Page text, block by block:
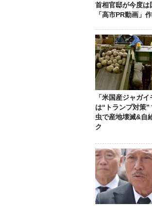
首相官邸が今度は
「高市PR動画」
「米国産ジャガ
は“トランプ対策
虫で産地壊滅&自
ク